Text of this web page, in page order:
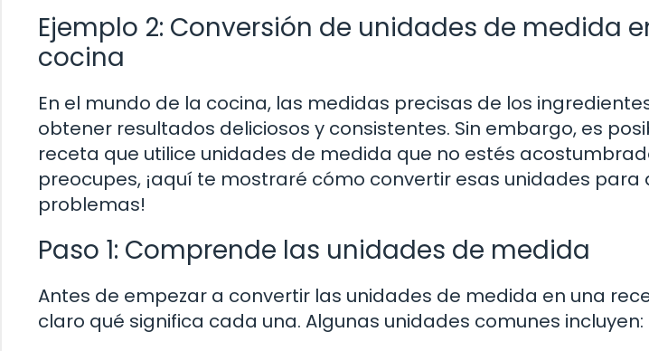
Ejemplo 2: Conversión de unidades de medida
cocina
En el mundo de la cocina, las medidas precisas de los
obtener resultados deliciosos y consistentes. Sin embargo, es
receta que utilice unidades de medida que no estés
preocupes, ¡aquí te mostraré cómo convertir esas unidades para
problemas!
Paso 1: Comprende las unidades de medida
Antes de empezar a convertir las unidades de medida en una
claro qué significa cada una. Algunas unidades comunes incluyen: